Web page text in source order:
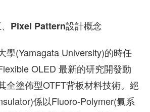
Pixel Pattern設計概念
學(Yamagata University)的時任
OLED 最新的研究開發動
全塗佈型OTFT背板材料技術。絕
係以Fluoro-Polymer(氟系